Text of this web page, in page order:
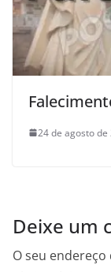
24 de agosto de
Deixe um
O seu